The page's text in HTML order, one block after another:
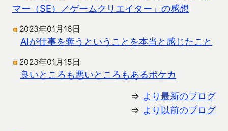
マー（SE）／ゲームクリエイター」の感想
2023年01月16日
AIが仕事を奪うということを本当と感じたこと
2023年01月15日
良いところも悪いところもあるポケカ
⇒ より最新のブログ
⇒ より以前のブログ